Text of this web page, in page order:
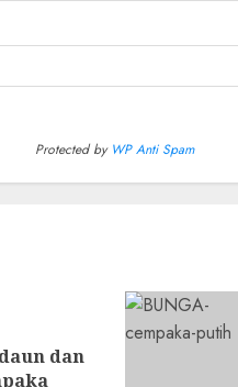
Protected by WP Anti Spam
dan